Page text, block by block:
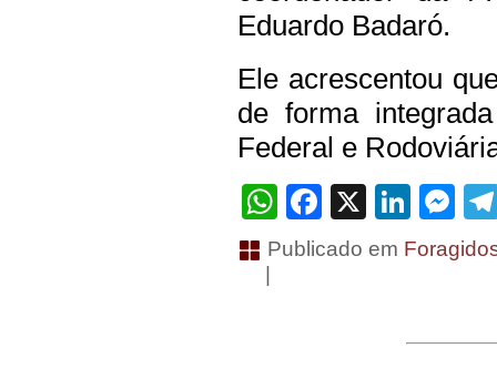
Eduardo Badaró.
Ele acrescentou
de forma
Federal e
WhatsApp
Facebook
X
Publicado em